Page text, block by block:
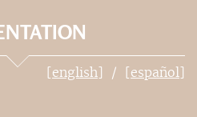
[english] [español]